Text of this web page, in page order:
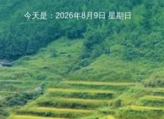
今天是：2026年8月9日 星期日